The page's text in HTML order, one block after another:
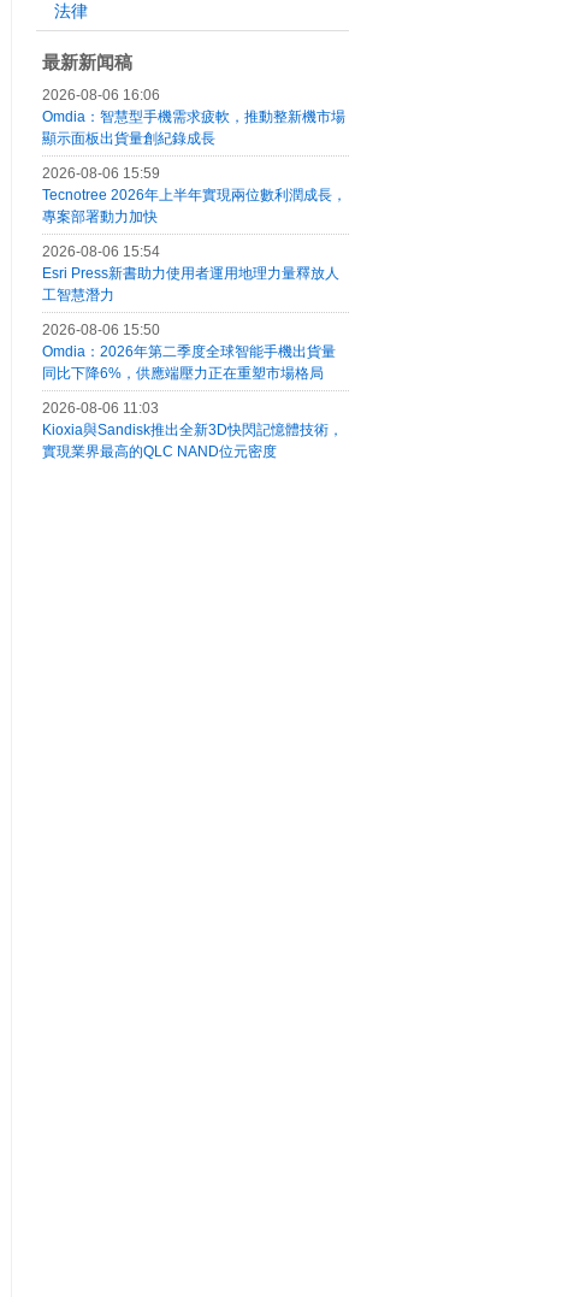
法律
最新新闻稿
2026-08-06 16:06
Omdia：智慧型手機需求疲軟，推動整新機市場
顯示面板出貨量創紀錄成長
2026-08-06 15:59
Tecnotree 2026年上半年實現兩位數利潤成長，
專案部署動力加快
2026-08-06 15:54
Esri Press新書助力使用者運用地理力量釋放人
工智慧潛力
2026-08-06 15:50
Omdia：2026年第二季度全球智能手機出貨量
同比下降6%，供應端壓力正在重塑市場格局
2026-08-06 11:03
Kioxia與Sandisk推出全新3D快閃記憶體技術，
實現業界最高的QLC NAND位元密度